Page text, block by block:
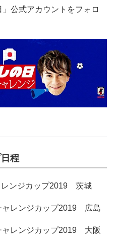
公式アカウントをフォロ
程
ンジカップ2019 茨城
レンジカップ2019 広島
レンジカップ2019 大阪